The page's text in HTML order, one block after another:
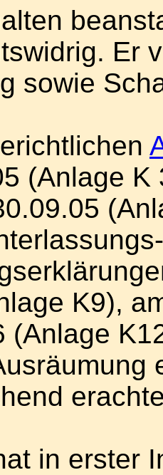
Er
sowie
(Anlage
K9),
(Anlage
in erster